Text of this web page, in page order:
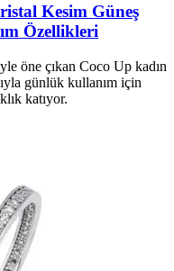
Kesim Güneş
Özellikleri
öne çıkan Coco Up kadın
günlük kullanım için
katıyor.